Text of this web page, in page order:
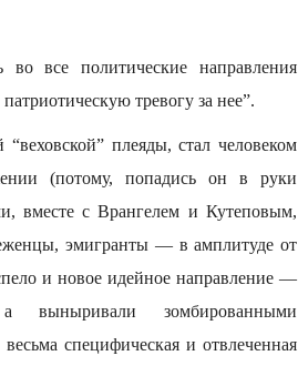
все политические направления
тревогу за нее”.
плеяды, стал человеком
(потому, попадись он в руки
вместе с Врангелем и Кутеповым,
эмигранты — в амплитуде от
и новое идейное направление —
выныривали зомбированными
специфическая и отвлеченная